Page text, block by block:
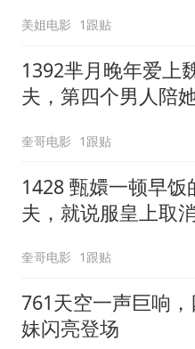
美姐电影 1跟贴
1392芈月晚年爱上
夫，第四个男人陪
局！
奎哥电影 1跟贴
1428 甄嬛一顿早饭
夫，就说服皇上取
奎哥电影 1跟贴
761天空一声巨响
妹闪亮登场